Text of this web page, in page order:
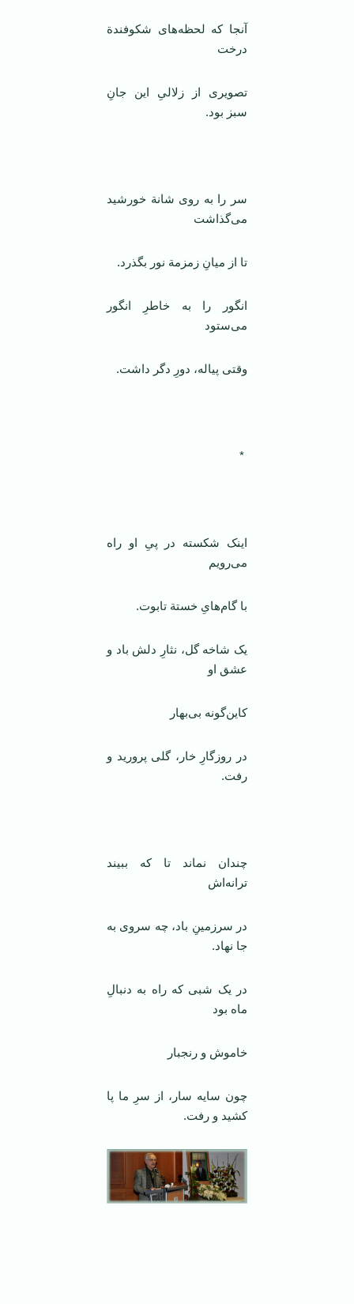
آنجا که لحظه‌های شکوفندة
درخت
تصویری از زلالیِ این جانِ
سبز بود.
سر را به روی شانة خورشید
می‌گذاشت
تا از میانِ زمزمة نور بگذرد.
انگور را به خاطرِ انگور
می‌ستود
وقتی پیاله، دورِ دگر داشت.
*
اینک شکسته در پیِ او راه
می‌رویم
با گام‌‌هایِ خستة تابوت.
یک شاخه گل، نثارِ دلش باد و
عشق او
کاین‌گونه بی‌بهار
در روزگارِ خار، گلی پرورید و
رفت.
چندان نماند تا که ببیند
ترانه‌اش
در سرزمینِ باد، چه سروی به
جا نهاد.
در یک شبی که راه به دنبالِ
ماه بود
خاموش و رنجبار
چون سایه سار، از سرِ ما پا
کشید و رفت.